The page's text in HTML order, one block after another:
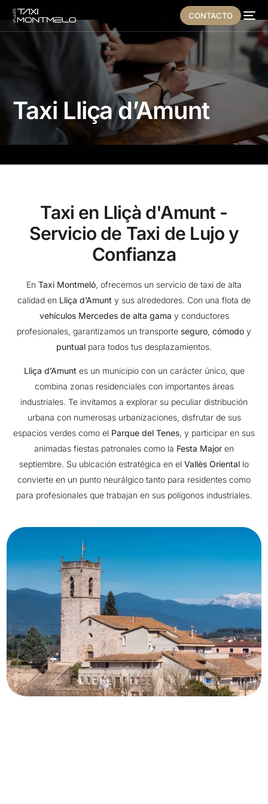
CONTACTO
Taxi Lliça d’Amunt
Taxi en Lliçà d'Amunt -
Servicio de Taxi de Lujo y
Confianza
En Taxi Montmeló, ofrecemos un servicio de taxi de alta
calidad en Lliça d’Amunt y sus alrededores. Con una flota de
vehículos Mercedes de alta gama y conductores
profesionales, garantizamos un transporte seguro, cómodo y
puntual para todos tus desplazamientos.
Lliça d’Amunt es un municipio con un carácter único, que
combina zonas residenciales con importantes áreas
industriales. Te invitamos a explorar su peculiar distribución
urbana con numerosas urbanizaciones, disfrutar de sus
espacios verdes como el Parque del Tenes, y participar en sus
animadas fiestas patronales como la Festa Major en
septiembre. Su ubicación estratégica en el Vallès Oriental lo
convierte en un punto neurálgico tanto para residentes como
para profesionales que trabajan en sus polígonos industriales.